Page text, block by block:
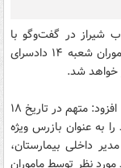
شیراز در گفت‌و‌گو با
میراث‌آریا گفت: بازجویی متهم هم اكنون توسط ماموران شعبه ۱۴ دادسرای
خواهد شد.
«احمد رحمانیان»، درباره جزییات دستگیری نامبرده، افزود: متهم در تاریخ ۱۸
به عنوان بازرس ویژه
داخلی بیمارستان،
مورد نظر توسط ماموران